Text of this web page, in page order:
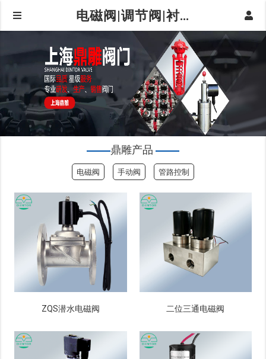
电磁阀|调节阀|衬氟阀门|球阀|蝶阀|阀门仪器仪表-上海鼎雕阀门有限公司|鼎雕产品
鼎雕产品
电磁阀 手动阀 管路控制
ZQS潜水电磁阀 二位三通电磁阀